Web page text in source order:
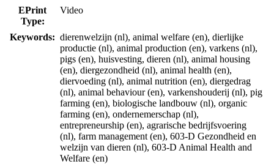
EPrint
Type:
Video
Keywords: dierenwelzijn (nl), animal welfare (en), dierlijke
productie (nl), animal production (en), varkens (nl),
pigs (en), huisvesting, dieren (nl), animal housing
(en), diergezondheid (nl), animal health (en),
diervoeding (nl), animal nutrition (en), diergedrag
(nl), animal behaviour (en), varkenshouderij (nl), pig
farming (en), biologische landbouw (nl), organic
farming (en), ondernemerschap (nl),
entrepreneurship (en), agrarische bedrijfsvoering
(nl), farm management (en), 603-D Gezondheid en
welzijn van dieren (nl), 603-D Animal Health and
Welfare (en)